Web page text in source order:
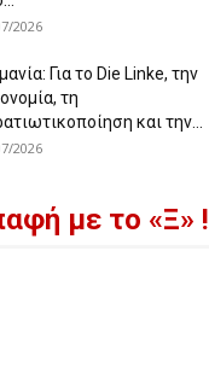
2026
Για το Die Linke, την
τη
και την...
2026
με το «Ξ» !